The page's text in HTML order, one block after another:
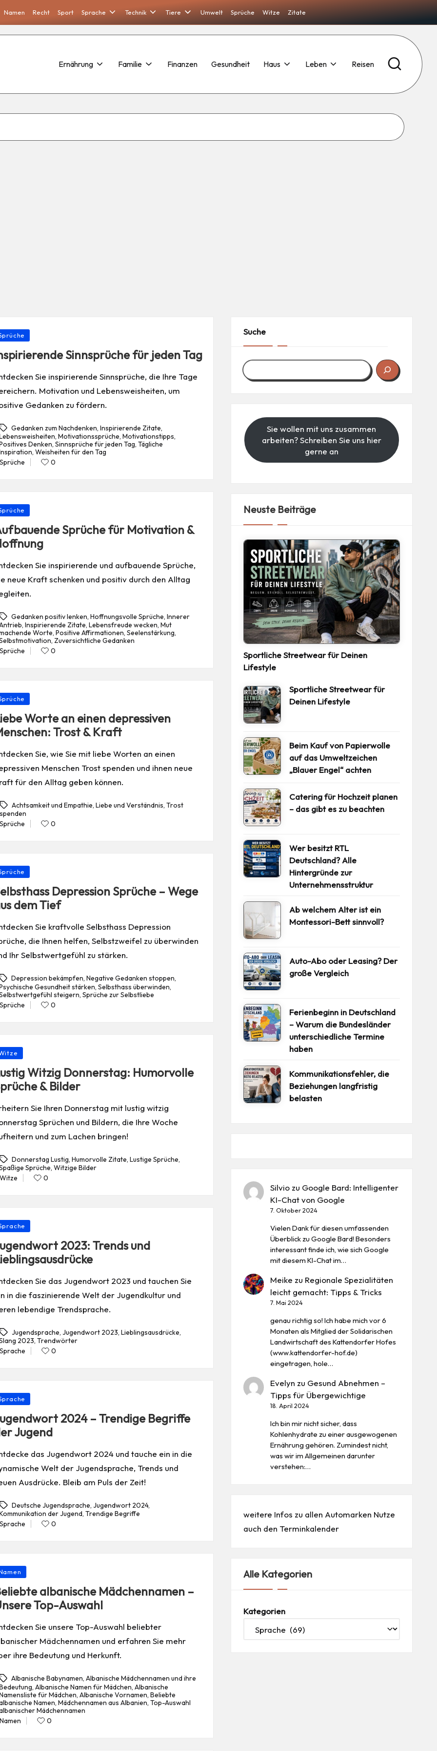
Namen Recht Sport Sprache Technik Tiere Umwelt Sprüche Witze Zitate
Ernährung Familie Finanzen Gesundheit Haus Leben Reisen
Sinnsprüche für jeden Tag
Sie inspirierende Sinnsprüche, die Ihre Tage
Motivation und Lebensweisheiten, um
Gedanken zu fördern.
Gedanken zum Nachdenken,Inspirierende Zitate,
,Motivationssprüche,Motivationstipps,
Denken,Sinnsprüche für jeden Tag,Tägliche
,Weisheiten für den Tag
Posted
Sprüche 0
Sprüche für Motivation &
Sie inspirierende und aufbauende Sprüche,
neue Kraft schenken und positiv durch den Alltag
Gedanken positiv lenken,Hoffnungsvolle Sprüche,Innerer
, Inspirierende Zitate, Lebensfreude wecken, Mut
Worte, Positive Affirmationen, Seelenstärkung,
, Zuversichtliche Gedanken
Posted
Sprüche 0
Worte an einen depressiven
Trost & Kraft
Sie, wie Sie mit liebe Worten an einen
Menschen Trost spenden und ihnen neue
für den Alltag geben können.
Achtsamkeit und Empathie, Liebe und Verständnis, Trost
spenden
Posted
Sprüche 0
Depression Sprüche – Wege
dem Tief
Sie kraftvolle Selbsthass Depression
die Ihnen helfen, Selbstzweifel zu überwinden
Ihr Selbstwertgefühl zu stärken.
Depression bekämpfen,Negative Gedanken stoppen,
Gesundheit stärken,Selbsthass überwinden,
steigern,Sprüche zur Selbstliebe
Posted
Sprüche 0
Witzig Donnerstag: Humorvolle
& Bilder
Sie Ihren Donnerstag mit lustig witzig
Sprüchen und Bildern, die Ihre Woche
und zum Lachen bringen!
Donnerstag Lustig, Humorvolle Zitate, Lustige Sprüche,
Sprüche,Witzige Bilder
Posted
Witze 0
2023: Trends und
Sie das Jugendwort 2023 und tauchen Sie
in die faszinierende Welt der Jugendkultur und
lebendige Trendsprache.
Jugendsprache, Jugendwort 2023, Lieblingsausdrücke,
2023,Trendwörter
Posted
Sprache 0
2024 – Trendige Begriffe
Jugend
das Jugendwort 2024 und tauche ein in die
Welt der Jugendsprache, Trends und
Ausdrücke. Bleib am Puls der Zeit!
Deutsche Jugendsprache, Jugendwort 2024,
der Jugend,Trendige Begriffe
Posted
Sprache 0
albanische Mädchennamen –
Top-Auswahl
Sie unsere Top-Auswahl beliebter
Mädchennamen und erfahren Sie mehr
ihre Bedeutung und Herkunft.
Albanische Babynamen,Albanische Mädchennamen und ihre
, Albanische Namen für Mädchen, Albanische
für Mädchen, Albanische Vornamen, Beliebte
Namen, Mädchennamen aus Albanien, Top-Auswahl
Mädchennamen
Posted
Namen 0
Suche
Sie wollen mit uns zusammen
arbeiten? Schreiben Sie uns hier
gerne an
Neuste Beiträge
Sportliche Streetwear für Deinen
Lifestyle
Sportliche Streetwear für
Deinen Lifestyle
Beim Kauf von Papierwolle
auf das Umweltzeichen
„Blauer Engel“ achten
Catering für Hochzeit planen
– das gibt es zu beachten
Wer besitzt RTL
Deutschland? Alle
Hintergründe zur
Unternehmensstruktur
Ab welchem Alter ist ein
Montessori-Bett sinnvoll?
Auto-Abo oder Leasing? Der
große Vergleich
Ferienbeginn in Deutschland
– Warum die Bundesländer
unterschiedliche Termine
haben
Kommunikationsfehler, die
Beziehungen langfristig
belasten
Silvio zu Google Bard: Intelligenter
KI-Chat von Google
7. Oktober 2024
Vielen Dank für diesen umfassenden
Überblick zu Google Bard! Besonders
interessant finde ich, wie sich Google
mit diesem KI-Chat im…
Meike zu Regionale Spezialitäten
leicht gemacht: Tipps & Tricks
7. Mai 2024
genau richtig so! Ich habe mich vor 6
Monaten als Mitglied der Solidarischen
Landwirtschaft des Kattendorfer Hofes
(www.kattendorfer-hof.de)
eingetragen, hole…
Evelyn zu Gesund Abnehmen –
Tipps für Übergewichtige
18. April 2024
Ich bin mir nicht sicher, dass
Kohlenhydrate zu einer ausgewogenen
Ernährung gehören. Zumindest nicht,
was wir im Allgemeinen darunter
verstehen:…
weitere Infos zu allen Automarken Nutze
auch den Terminkalender
Alle Kategorien
Kategorien